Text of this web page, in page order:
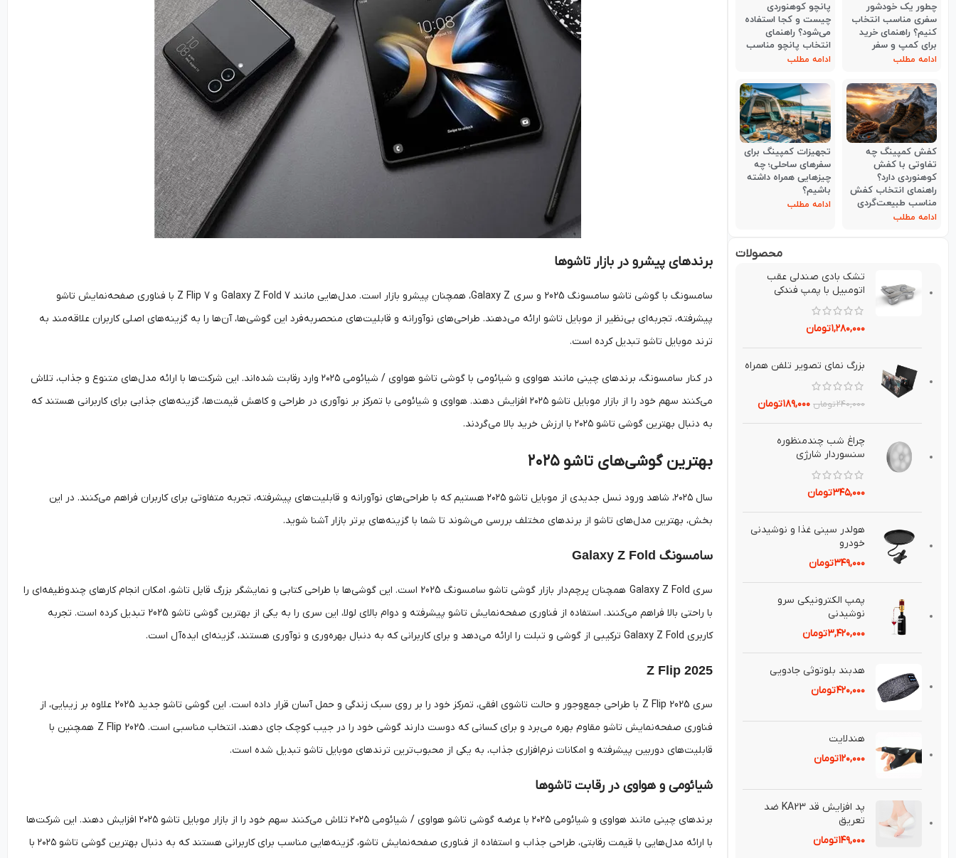
چطور یک خودشور
سفری مناسب انتخاب
کنیم؟ راهنمای خرید
برای کمپ و سفر
ادامه مطلب
پانچو کوهنوردی
چیست و کجا استفاده
می‌شود؟ راهنمای
انتخاب پانچو مناسب
ادامه مطلب
کفش کمپینگ چه
تفاوتی با کفش
کوهنوردی دارد؟
راهنمای انتخاب کفش
مناسب طبیعت‌گردی
ادامه مطلب
تجهیزات کمپینگ برای
سفرهای ساحلی؛ چه
چیزهایی همراه داشته
باشیم؟
ادامه مطلب
محصولات
تشك بادي صندلي عقب
اتومبيل با پمپ فندکی
۱,۲۸۰,۰۰۰تومان
بزرگ نماي تصوير تلفن همراه
۲۴۰,۰۰۰تومان ۱۸۹,۰۰۰تومان
چراغ شب چندمنظوره
سنسوردار شارژي
۳۴۵,۰۰۰تومان
هولدر سيني غذا و نوشيدني
خودرو
۳۴۹,۰۰۰تومان
پمپ الكترونيكی سرو
نوشيدنی
۳,۴۲۰,۰۰۰تومان
هدبند بلوتوثی جادويی
۴۲۰,۰۰۰تومان
هندلايت
۱۲۰,۰۰۰تومان
پد افزايش قد KA23 ضد
تعريق⁣
۱۴۹,۰۰۰تومان
برندهای پیشرو در بازار تاشوها
سامسونگ با گوشی تاشو سامسونگ 2025 و سری Galaxy Z، همچنان پیشرو بازار است. مدل‌هایی مانند Galaxy Z Fold 7 و Z Flip 7 با فناوری صفحه‌نمایش تاشو
پیشرفته، تجربه‌ای بی‌نظیر از موبایل تاشو ارائه می‌دهند. طراحی‌های نوآورانه و قابلیت‌های منحصربه‌فرد این گوشی‌ها، آن‌ها را به گزینه‌های اصلی کاربران علاقه‌مند به
ترند موبایل تاشو تبدیل کرده است.
در کنار سامسونگ، برندهای چینی مانند هواوی و شیائومی با گوشی تاشو هواوی / شیائومی ۲۰۲۵ وارد رقابت شده‌اند. این شرکت‌ها با ارائه مدل‌های متنوع و جذاب، تلاش
می‌کنند سهم خود را از بازار موبایل تاشو ۲۰۲۵ افزایش دهند. هواوی و شیائومی با تمرکز بر نوآوری در طراحی و کاهش قیمت‌ها، گزینه‌های جذابی برای کاربرانی هستند که
به دنبال بهترین گوشی تاشو ۲۰۲۵ با ارزش خرید بالا می‌گردند.
بهترین گوشی‌های تاشو ۲۰۲۵
سال ۲۰۲۵، شاهد ورود نسل جدیدی از موبایل تاشو ۲۰۲۵ هستیم که با طراحی‌های نوآورانه و قابلیت‌های پیشرفته، تجربه متفاوتی برای کاربران فراهم می‌کنند. در این
بخش، بهترین مدل‌های تاشو از برندهای مختلف بررسی می‌شوند تا شما با گزینه‌های برتر بازار آشنا شوید.
سامسونگGalaxy Z Fold
سری Galaxy Z Fold همچنان پرچم‌دار بازار گوشی تاشو سامسونگ 2025 است. این گوشی‌ها با طراحی کتابی و نمایشگر بزرگ قابل تاشو، امکان انجام کارهای چندوظیفه‌ای را
با راحتی بالا فراهم می‌کنند. استفاده از فناوری صفحه‌نمایش تاشو پیشرفته و دوام بالای لولا، این سری را به یکی از بهترین گوشی تاشو 2025 تبدیل کرده است. تجربه
کاربری Galaxy Z Fold ترکیبی از گوشی و تبلت را ارائه می‌دهد و برای کاربرانی که به دنبال بهره‌وری و نوآوری هستند، گزینه‌ای ایده‌آل است.
Z Flip 2025
سری Z Flip 2025 با طراحی جمع‌وجور و حالت تاشوی افقی، تمرکز خود را بر روی سبک زندگی و حمل آسان قرار داده است. این گوشی تاشو جدید 2025 علاوه بر زیبایی، از
فناوری صفحه‌نمایش تاشو مقاوم بهره می‌برد و برای کسانی که دوست دارند گوشی خود را در جیب کوچک جای دهند، انتخاب مناسبی است. Z Flip 2025 همچنین با
قابلیت‌های دوربین پیشرفته و امکانات نرم‌افزاری جذاب، به یکی از محبوب‌ترین ترندهای موبایل تاشو تبدیل شده است.
شیائومی و هواوی در رقابت تاشوها
برندهای چینی مانند هواوی و شیائومی ۲۰۲۵ با عرضه گوشی تاشو هواوی / شیائومی ۲۰۲۵ تلاش می‌کنند سهم خود را از بازار موبایل تاشو ۲۰۲۵ افزایش دهند. این شرکت‌ها
با ارائه مدل‌هایی با قیمت رقابتی، طراحی جذاب و استفاده از فناوری صفحه‌نمایش تاشو، گزینه‌هایی مناسب برای کاربرانی هستند که به دنبال بهترین گوشی تاشو ۲۰۲۵ با